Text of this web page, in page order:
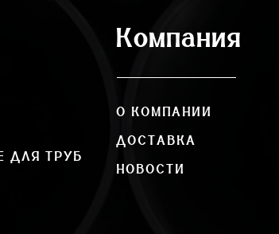
ДЛЯ ТРУБ
Компания
О КОМПАНИИ
ДОСТАВКА
НОВОСТИ